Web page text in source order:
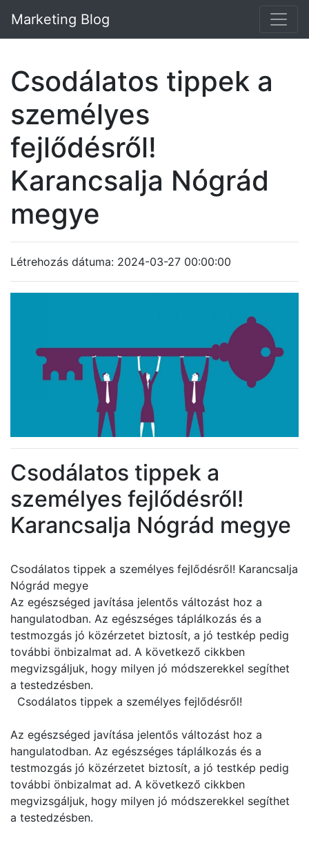
Marketing Blog
Csodálatos tippek a
személyes
fejlődésről!
Karancsalja Nógrád
megye
Létrehozás dátuma: 2024-03-27 00:00:00
Csodálatos tippek a
személyes fejlődésről!
Karancsalja Nógrád megye
Csodálatos tippek a személyes fejlődésről! Karancsalja
Nógrád megye
Az egészséged javítása jelentős változást hoz a
hangulatodban. Az egészséges táplálkozás és a
testmozgás jó közérzetet biztosít, a jó testkép pedig
további önbizalmat ad. A következő cikkben
megvizsgáljuk, hogy milyen jó módszerekkel segíthet
a testedzésben.
Csodálatos tippek a személyes fejlődésről!
Az egészséged javítása jelentős változást hoz a
hangulatodban. Az egészséges táplálkozás és a
testmozgás jó közérzetet biztosít, a jó testkép pedig
további önbizalmat ad. A következő cikkben
megvizsgáljuk, hogy milyen jó módszerekkel segíthet
a testedzésben.